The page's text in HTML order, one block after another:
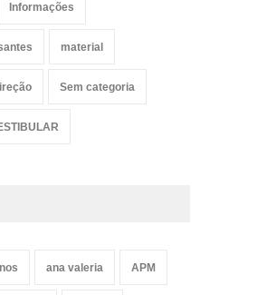
Informações
material
Sem categoria
ana valeria APM